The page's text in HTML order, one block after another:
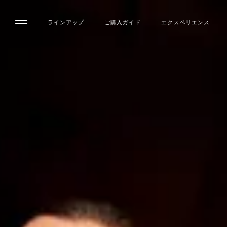
ラインアップ ご購入ガイド エクスペリエンス